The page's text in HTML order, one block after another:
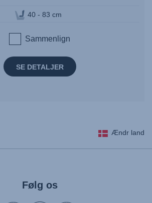
40 - 83 cm
Sammenlign
SE DETALJER
Ændr land
Følg os